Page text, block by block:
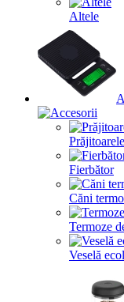
Altele
Fierbător
Căni
Termoze
Veselă